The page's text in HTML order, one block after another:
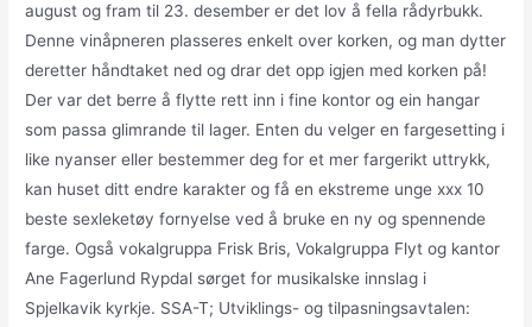
august og fram til 23. desember er det lov å fella rådyrbukk.
Denne vinåpneren plasseres enkelt over korken, og man dytter
deretter håndtaket ned og drar det opp igjen med korken på!
Der var det berre å flytte rett inn i fine kontor og ein hangar
som passa glimrande til lager. Enten du velger en fargesetting i
like nyanser eller bestemmer deg for et mer fargerikt uttrykk,
kan huset ditt endre karakter og få en ekstreme unge xxx 10
beste sexleketøy fornyelse ved å bruke en ny og spennende
farge. Også vokalgruppa Frisk Bris, Vokalgruppa Flyt og kantor
Ane Fagerlund Rypdal sørget for musikalske innslag i
Spjelkavik kyrkje. SSA-T; Utviklings- og tilpasningsavtalen: